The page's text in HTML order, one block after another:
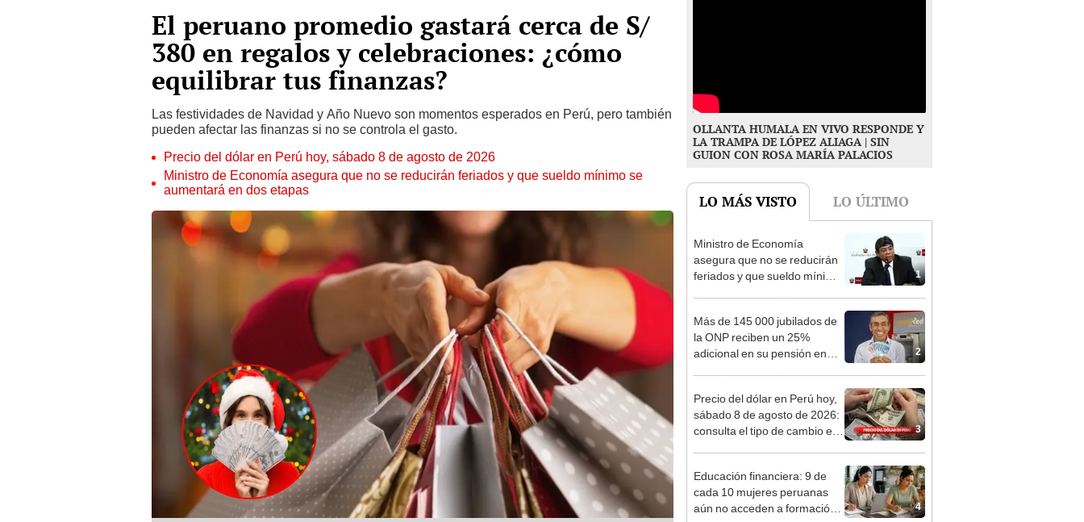
El peruano promedio gastará cerca de S/
380 en regalos y celebraciones: ¿cómo
equilibrar tus finanzas?
Las festividades de Navidad y Año Nuevo son momentos esperados en Perú, pero también
pueden afectar las finanzas si no se controla el gasto.
Precio del dólar en Perú hoy, sábado 8 de agosto de 2026
Ministro de Economía asegura que no se reducirán feriados y que sueldo mínimo se
aumentará en dos etapas
OLLANTA HUMALA EN VIVO RESPONDE Y
LA TRAMPA DE LÓPEZ ALIAGA | SIN
GUION CON ROSA MARÍA PALACIOS
LO MÁS VISTO LO ÚLTIMO
1
Ministro de Economía
asegura que no se reducirán
feriados y que sueldo mínimo
2
Más de 145 000 jubilados de
la ONP reciben un 25%
adicional en su pensión en
3
Precio del dólar en Perú hoy,
sábado 8 de agosto de 2026:
consulta el tipo de cambio en
4
Educación financiera: 9 de
cada 10 mujeres peruanas
aún no acceden a formación